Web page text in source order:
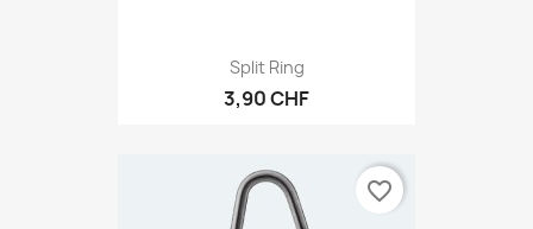
Split Ring
3,90 CHF
favorite_border